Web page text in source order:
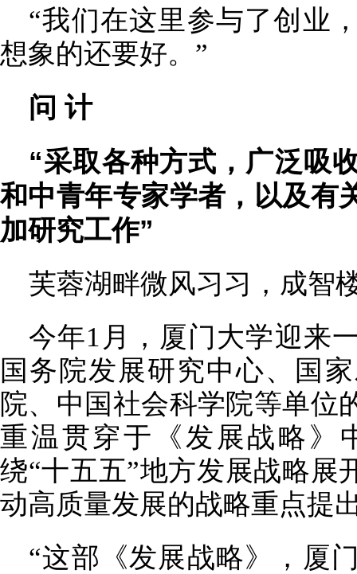
“我们在这里参与了创业
想象的还要好。”
问 计
“采取各种方式，广泛吸
和中青年专家学者，以及有
加研究工作”
芙蓉湖畔微风习习，成智
今年1月，厦门大学迎来
国务院发展研究中心、国
院、中国社会科学院等单位
重温贯穿于《发展战略》
绕“十五五”地方发展战略展
动高质量发展的战略重点提
“这部《发展战略》，厦